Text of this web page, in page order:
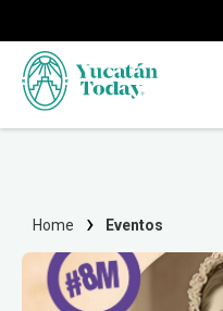
Home Eventos